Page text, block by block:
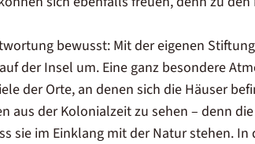
bewusst: Mit der eigenen
der Insel um. Eine ganz besondere
der Orte, an denen sich die Häuser
aus der Kolonialzeit zu sehen – denn die
sie im Einklang mit der Natur stehen. In